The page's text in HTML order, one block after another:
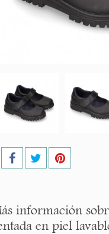
información
en piel